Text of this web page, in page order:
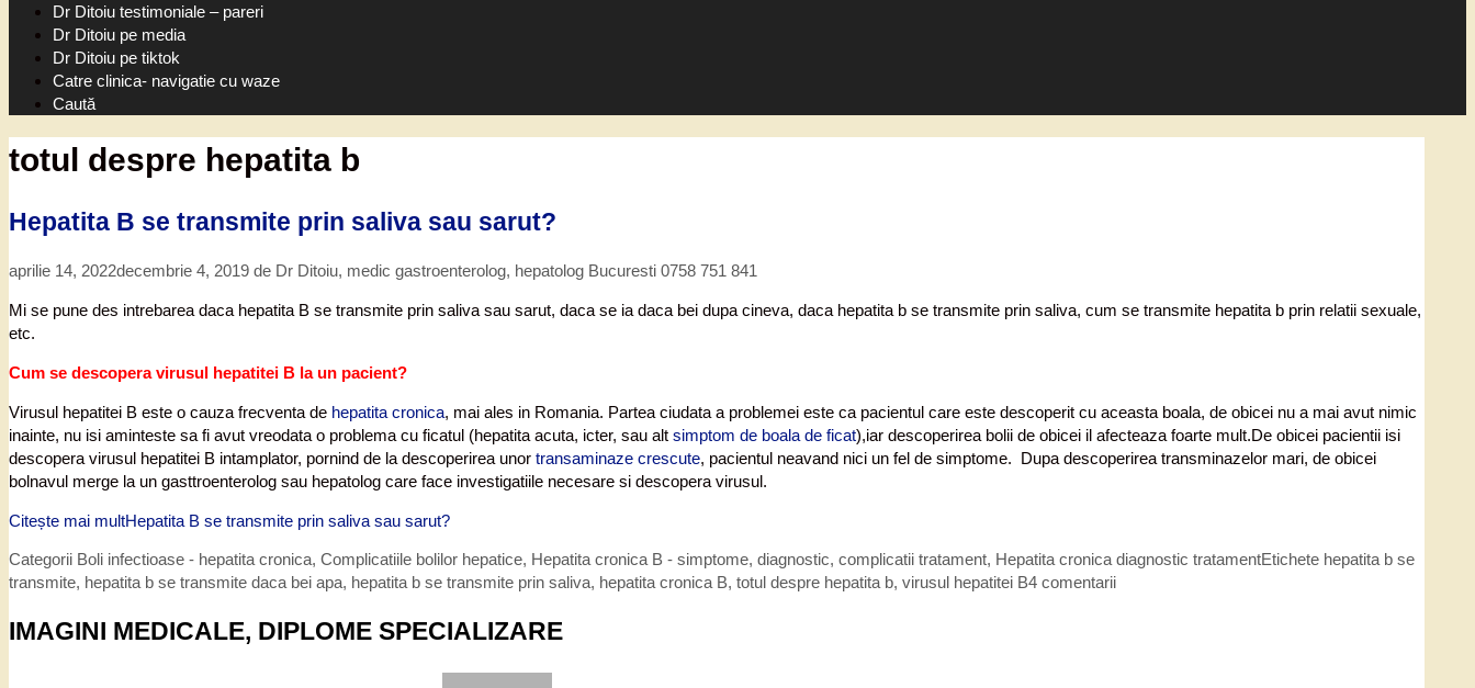
Dr Ditoiu testimoniale – pareri
Dr Ditoiu pe media
Dr Ditoiu pe tiktok
Catre clinica- navigatie cu waze
Caută
totul despre hepatita b
Hepatita B se transmite prin saliva sau sarut?
aprilie 14, 2022decembrie 4, 2019 de Dr Ditoiu, medic gastroenterolog, hepatolog Bucuresti 0758 751 841
Mi se pune des intrebarea daca hepatita B se transmite prin saliva sau sarut, daca se ia daca bei dupa cineva, daca hepatita b se transmite prin saliva, cum se transmite hepatita b prin relatii sexuale,
etc.
Cum se descopera virusul hepatitei B la un pacient?
Virusul hepatitei B este o cauza frecventa de hepatita cronica, mai ales in Romania. Partea ciudata a problemei este ca pacientul care este descoperit cu aceasta boala, de obicei nu a mai avut nimic
inainte, nu isi aminteste sa fi avut vreodata o problema cu ficatul (hepatita acuta, icter, sau alt simptom de boala de ficat),iar descoperirea bolii de obicei il afecteaza foarte mult.De obicei pacientii isi
descopera virusul hepatitei B intamplator, pornind de la descoperirea unor transaminaze crescute, pacientul neavand nici un fel de simptome. Dupa descoperirea transminazelor mari, de obicei
bolnavul merge la un gasttroenterolog sau hepatolog care face investigatiile necesare si descopera virusul.
Citește mai multHepatita B se transmite prin saliva sau sarut?
Categorii Boli infectioase - hepatita cronica, Complicatiile bolilor hepatice, Hepatita cronica B - simptome, diagnostic, complicatii tratament, Hepatita cronica diagnostic tratamentEtichete hepatita b se
transmite, hepatita b se transmite daca bei apa, hepatita b se transmite prin saliva, hepatita cronica B, totul despre hepatita b, virusul hepatitei B4 comentarii
IMAGINI MEDICALE, DIPLOME SPECIALIZARE